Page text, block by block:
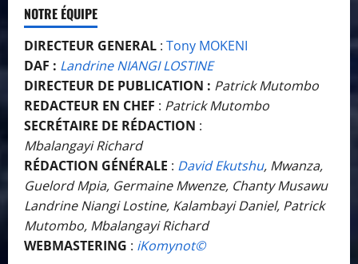
NOTRE ÉQUIPE
DIRECTEUR GENERAL : Tony MOKENI
DAF : Landrine NIANGI LOSTINE
DIRECTEUR DE PUBLICATION : Patrick Mutombo
REDACTEUR EN CHEF : Patrick Mutombo
SECRÉTAIRE DE RÉDACTION :
Mbalangayi Richard
RÉDACTION GÉNÉRALE : David Ekutshu, Mwanza,
Guelord Mpia, Germaine Mwenze, Chanty Musawu
Landrine Niangi Lostine, Kalambayi Daniel, Patrick
Mutombo, Mbalangayi Richard
WEBMASTERING : iKomynot©️